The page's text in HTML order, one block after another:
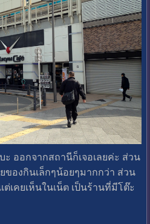
ออกจากสถานีก็เจอเลยค่ะ ส่วน
ของกินเล็กๆน้อยๆมากกว่า ส่วน
เคยเห็นในเน็ต เป็นร้านที่มีโต๊ะ